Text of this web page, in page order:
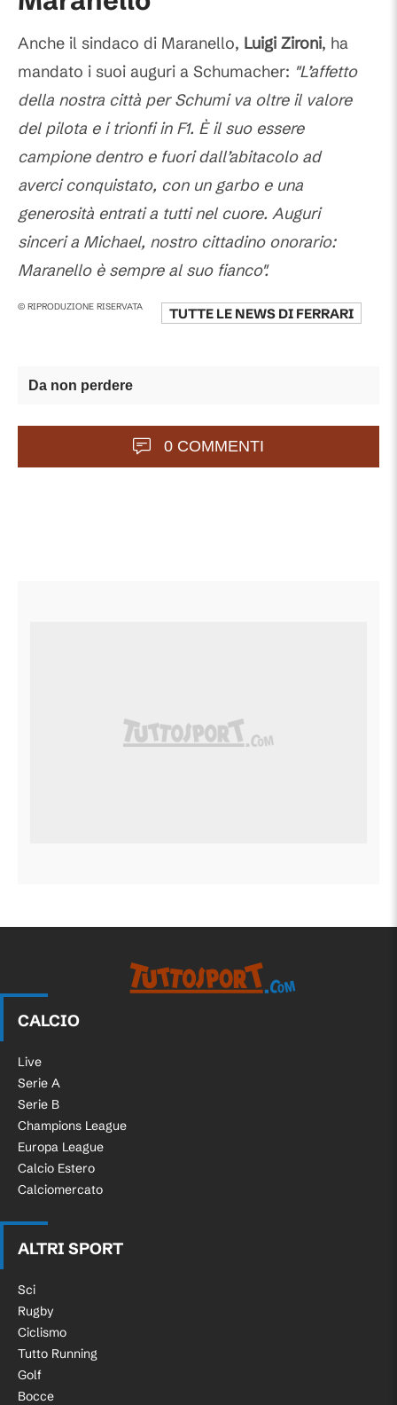
Anche il sindaco di Maranello, Luigi Zironi, ha
mandato i suoi auguri a Schumacher: "L’affetto
della nostra città per Schumi va oltre il valore
del pilota e i trionfi in F1. È il suo essere
campione dentro e fuori dall’abitacolo ad
averci conquistato, con un garbo e una
generosità entrati a tutti nel cuore. Auguri
sinceri a Michael, nostro cittadino onorario:
Maranello è sempre al suo fianco".
© RIPRODUZIONE RISERVATA TUTTE LE NEWS DI FERRARI
Da non perdere
0 COMMENTI
CALCIO
Live
Serie A
Serie B
Champions League
Europa League
Calcio Estero
Calciomercato
ALTRI SPORT
Sci
Rugby
Ciclismo
Tutto Running
Golf
Bocce